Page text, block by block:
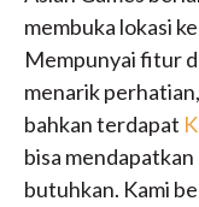
membuka lokasi
Mempunyai fitur
menarik
bahkan terdapat
bisa
butuhkan. Kami